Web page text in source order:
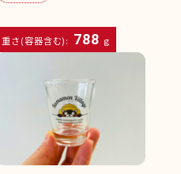
重さ(容器含む): 788 g